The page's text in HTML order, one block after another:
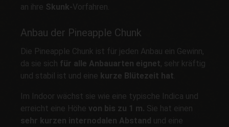
an ihre Skunk-Vorfahren.
Anbau der Pineapple Chunk
Die Pineapple Chunk ist für jeden Anbau ein Gewinn,
da sie sich für alle Anbauarten eignet, sehr kräftig
und stabil ist und eine kurze Blütezeit hat
Im Indoor wächst sie wie eine typische Indica und
erreicht eine Höhe von bis zu 1 m. Sie hat einen
sehr kurzen internodalen Abstand und eine